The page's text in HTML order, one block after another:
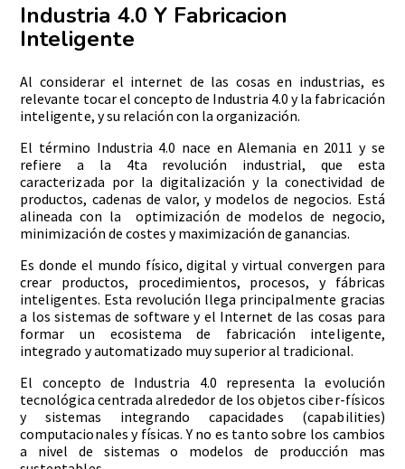
Industria 4.0 Y Fabricacion
Inteligente
Al considerar el internet de las cosas en industrias, es
relevante tocar el concepto de Industria 4.0 y la fabricación
inteligente, y su relación con la organización.
El término Industria 4.0 nace en Alemania en 2011 y se
refiere a la 4ta revolución industrial, que esta
caracterizada por la digitalización y la conectividad de
productos, cadenas de valor, y modelos de negocios. Está
alineada con la optimización de modelos de negocio,
minimización de costes y maximización de ganancias.
Es donde el mundo físico, digital y virtual convergen para
crear productos, procedimientos, procesos, y fábricas
inteligentes. Esta revolución llega principalmente gracias
a los sistemas de software y el Internet de las cosas para
formar un ecosistema de fabricación inteligente,
integrado y automatizado muy superior al tradicional.
El concepto de Industria 4.0 representa la evolución
tecnológica centrada alrededor de los objetos ciber-físicos
y sistemas integrando capacidades (capabilities)
computacionales y físicas. Y no es tanto sobre los cambios
a nivel de sistemas o modelos de producción mas